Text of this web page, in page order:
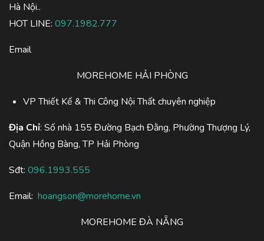
Hà Nội..
HOT LINE: 097.1982.777
Email
MOREHOME HẢI PHÒNG
VP Thiết Kế & Thi Công Nội Thất chuyên nghiệp
Địa Chỉ: Số nhà 155 Đường Bạch Đằng, Phường Thượng Lý,
Quận Hồng Bàng, TP Hải Phòng
Sđt: 096.1993.555
Email: hoangson@morehome.vn
MOREHOME ĐÀ NẴNG